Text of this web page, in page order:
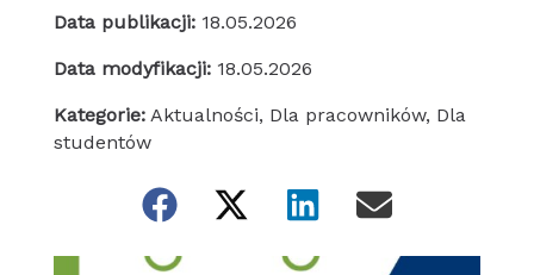
Data publikacji: 18.05.2026
Data modyfikacji: 18.05.2026
Kategorie: Aktualności, Dla pracowników, Dla
studentów